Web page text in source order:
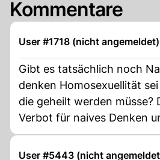
Kommentare
User #1718 (nicht angemeldet)
Gibt es tatsächlich noch
denken Homosexuellität
die geheilt werden müsse?
Verbot für naives Denken
eingeführt werden!
User #5443 (nicht